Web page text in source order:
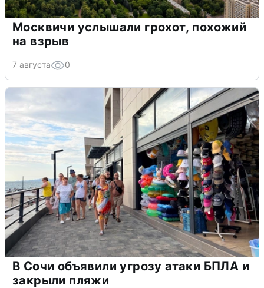
Москвичи услышали грохот, похожий
на взрыв
7 августа 0
В Сочи объявили угрозу атаки БПЛА и
закрыли пляжи